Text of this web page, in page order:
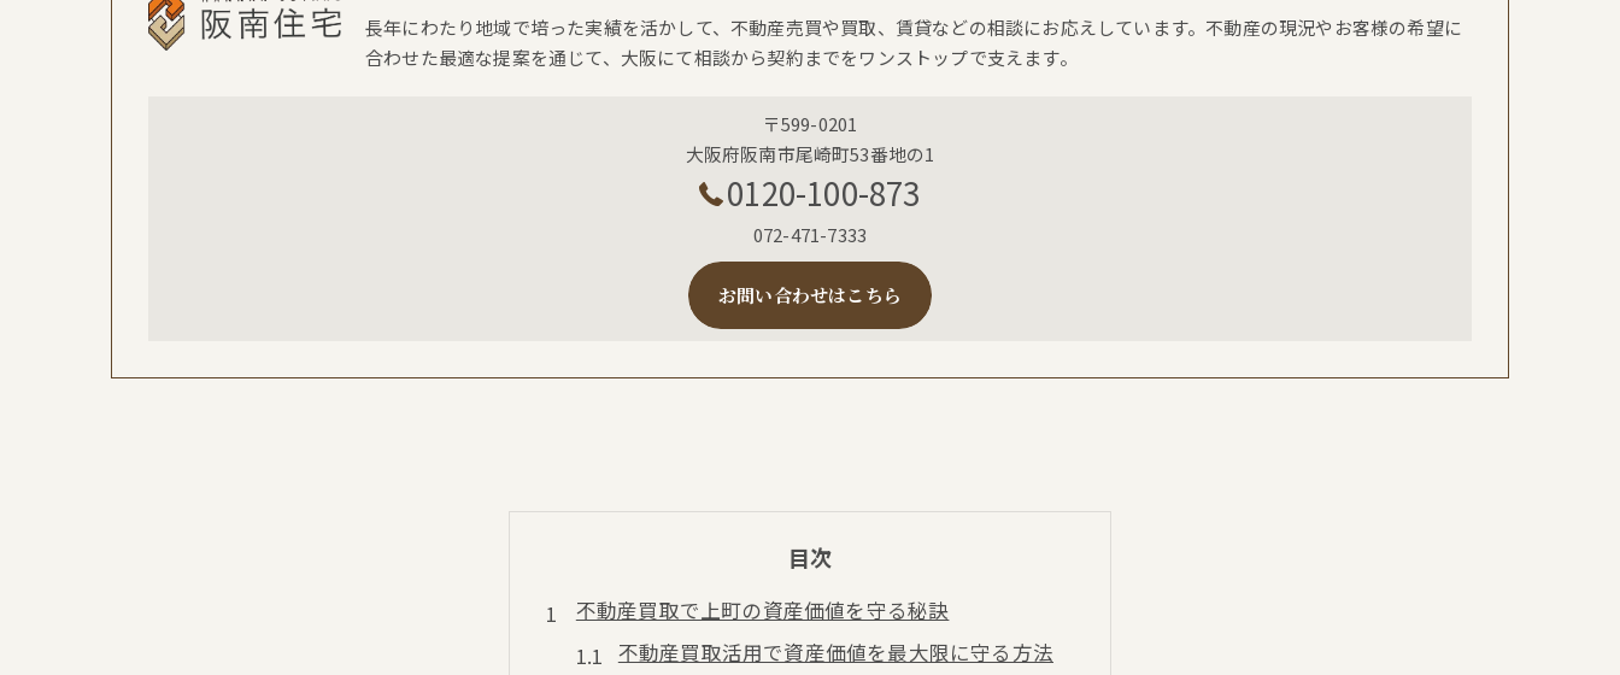
長年にわたり地域で培った実績を活かして、不動産売買や買取、賃貸などの相談にお応えしています。不動産の現況やお客様の希望に
合わせた最適な提案を通じて、大阪にて相談から契約までをワンストップで支えます。
〒599-0201
大阪府阪南市尾崎町53番地の1
0120-100-873
072-471-7333
お問い合わせはこちら
目次
不動産買取で上町の資産価値を守る秘訣
不動産買取活用で資産価値を最大限に守る方法